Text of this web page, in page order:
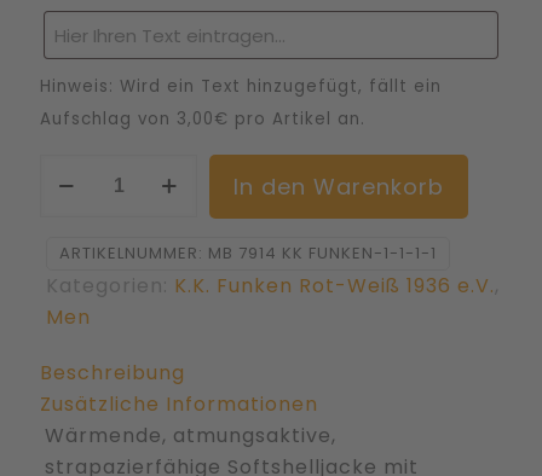
Hinweis: Wird ein Text hinzugefügt, fällt ein
Aufschlag von 3,00€ pro Artikel an.
Softshell
HAKRO
ONTARIO
bestickt
KK
Funken
Rot-
In den Warenkorb
ARTIKELNUMMER: MB 7914 KK FUNKEN-1-1-1-1
Kategorien: K.K. Funken Rot-Weiß 1936 e.V.,
Men
Beschreibung
Zusätzliche Informationen
Wärmende, atmungsaktive,
strapazierfähige Softshelljacke mit